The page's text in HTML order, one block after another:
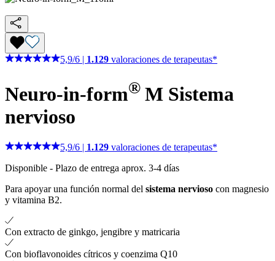
5,9/6 1.129 valoraciones de terapeutas*
Neuro-in-form® M Sistema
nervioso
5,9/6 | 1.129 valoraciones de terapeutas*
Disponible - Plazo de entrega aprox. 3-4 días
Para apoyar una función normal del sistema nervioso con magnesio
y vitamina B2.
Con extracto de ginkgo, jengibre y matricaria
Con bioflavonoides cítricos y coenzima Q10